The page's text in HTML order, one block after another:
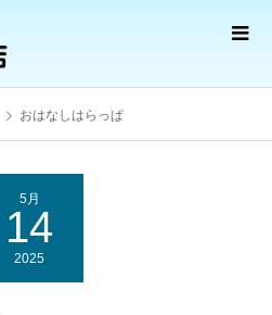
おはなしはらっぱ
5月
14
2025